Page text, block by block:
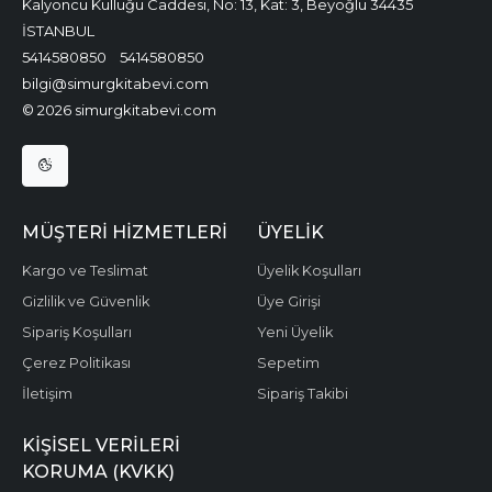
Kalyoncu Kulluğu Caddesi, No: 13, Kat: 3, Beyoğlu 34435
İSTANBUL
5414580850
5414580850
bilgi@simurgkitabevi.com
© 2026 simurgkitabevi.com
MÜŞTERI HIZMETLERI
Kargo ve Teslimat
Gizlilik ve Güvenlik
Sipariş Koşulları
Çerez Politikası
İletişim
ÜYELIK
Üyelik Koşulları
Üye Girişi
Yeni Üyelik
Sepetim
Sipariş Takibi
KIŞISEL VERILERI
KORUMA (KVKK)